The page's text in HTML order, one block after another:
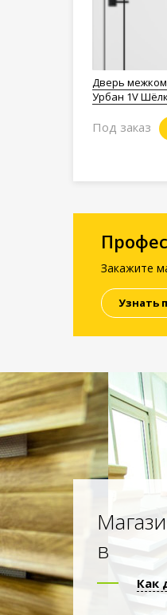
Дверь
Урбан 1V Шёлк иней ЧК ЧM
Под заказ
Закажите
Узнать
в
Как